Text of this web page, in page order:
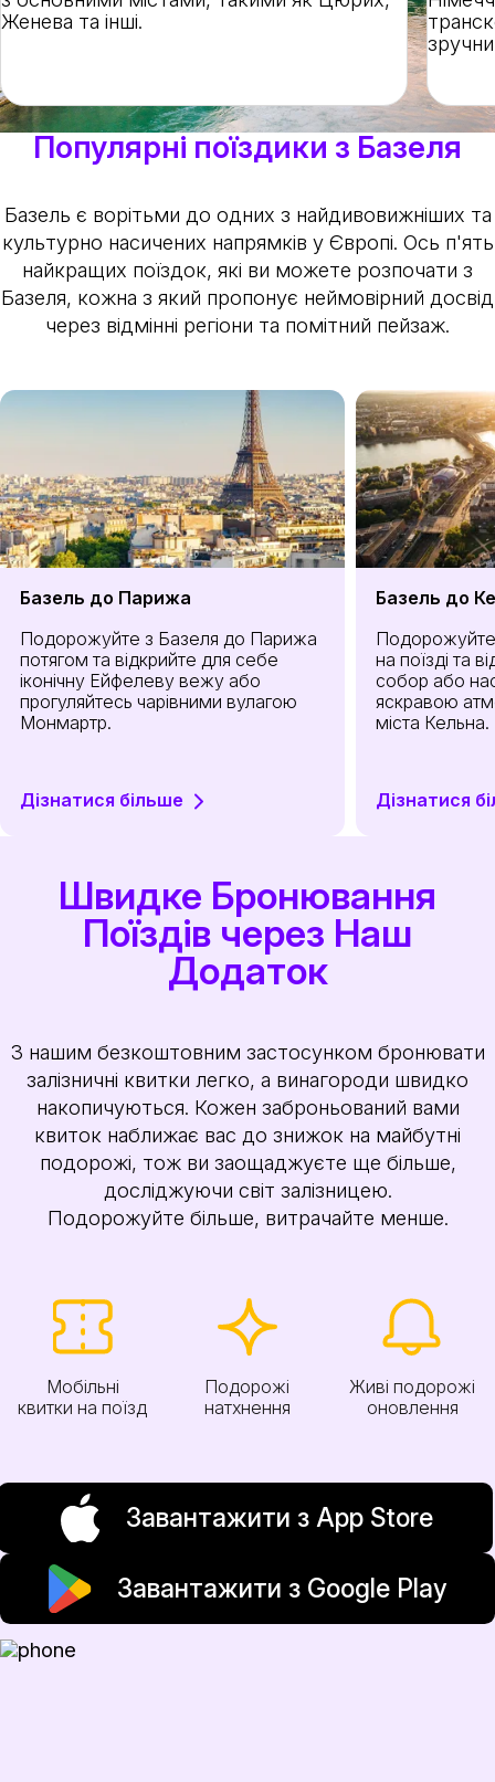
Женева та інші.
Популярні поїздики з Базеля
Базель є ворітьми до одних з найдивовижніших та
культурно насичених напрямків у Європі. Ось п'ять
найкращих поїздок, які ви можете розпочати з
Базеля, кожна з який пропонує неймовірний досвід
через відмінні регіони та помітний пейзаж.
Базель до Парижа
Подорожуйте з Базеля до Парижа
потягом та відкрийте для себе
іконічну Ейфелеву вежу або
прогуляйтесь чарівними вулагою
Монмартр.
Дізнатися більше
Базель до
на поїзді та
собор або
яскравою
міста Кельна.
Дізнатися
Швидке Бронювання
Поїздів через Наш
Додаток
З нашим безкоштовним застосунком бронювати
залізничні квитки легко, а винагороди швидко
накопичуються. Кожен заброньований вами
квиток наближає вас до знижок на майбутні
подорожі, тож ви заощаджуєте ще більше,
досліджуючи світ залізницею.
Подорожуйте більше, витрачайте менше.
Мобільні
квитки на поїзд
Подорожі
натхнення
Живі подорожі
оновлення
Завантажити з App Store
Завантажити з Google Play